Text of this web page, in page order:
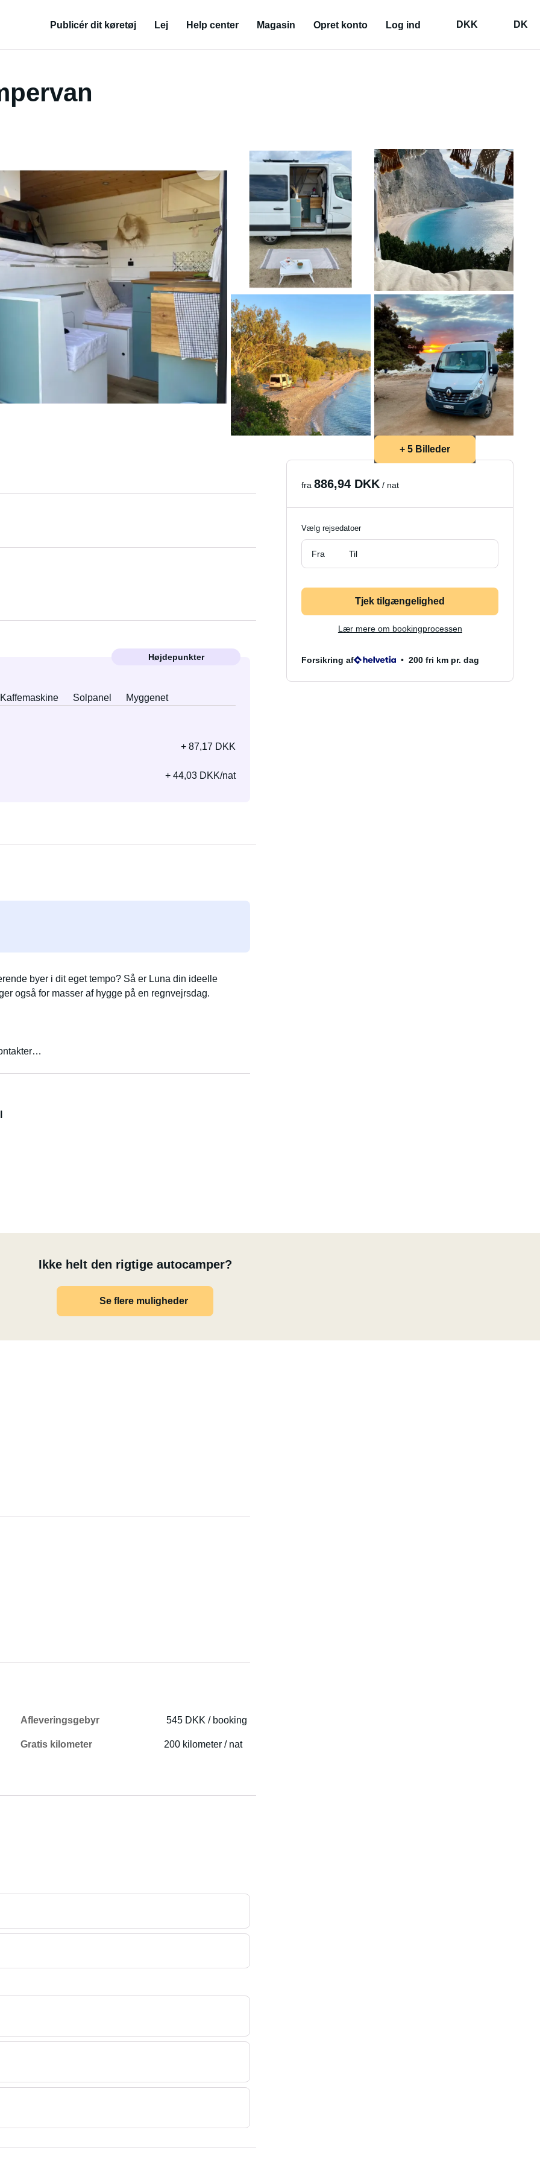
Publicér dit køretøj Lej Help center Magasin Opret konto Log ind DKK DK
+ 5 Billeder
Højdepunkter
Kaffemaskine Solpanel
Myggenet
+ 87,17 DKK
+ 44,03 DKK/nat
byer i dit eget tempo? Så er Luna din ideelle
også for masser af hygge på en regnvejrsdag.
på grund af lav kølekapacitet og relativt højt
Ikke helt den rigtige autocamper?
Se flere muligheder
Afleveringsgebyr 545 DKK / booking
Gratis kilometer 200 kilometer / nat
fra886,94 DKK / nat
Vælg rejsedatoer
Fra Til
Tjek tilgængelighed
Lær mere om bookingprocessen
Forsikring af 200 fri km pr. dag